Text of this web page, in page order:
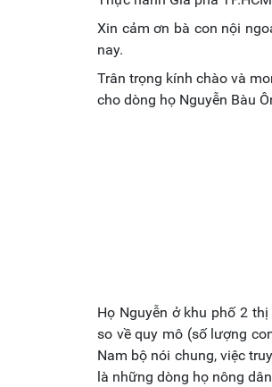
Xin cảm ơn bà con nội
nay.
Trân trọng kính chào và
cho dòng họ Nguyễn Bàu
Họ Nguyễn ở khu phố 2
so về quy mô (số lượng
Nam bộ nói chung, việc
là những dòng họ nông